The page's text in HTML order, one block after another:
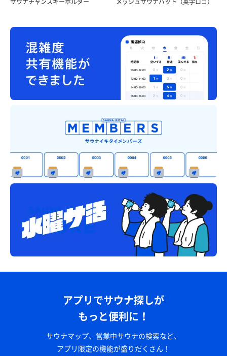
アプリでサウナ探しが
もっと便利に！
サウナマップ、営業中サウナの検索など、
アプリ限定の機能が盛りだくさん！